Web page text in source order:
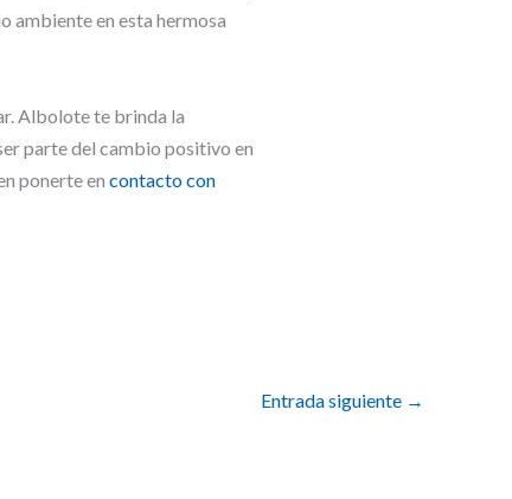
ambiente en esta hermosa
Albolote te brinda la
parte del cambio positivo en
ponerte en contacto con
Entrada siguiente →